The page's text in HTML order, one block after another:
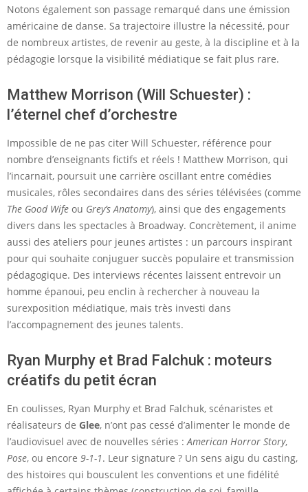
Notons également son passage remarqué dans une émission
américaine de danse. Sa trajectoire illustre la nécessité, pour
de nombreux artistes, de revenir au geste, à la discipline et à la
pédagogie lorsque la visibilité médiatique se fait plus rare.
Matthew Morrison (Will Schuester) :
l’éternel chef d’orchestre
Impossible de ne pas citer Will Schuester, référence pour
nombre d’enseignants fictifs et réels ! Matthew Morrison, qui
l’incarnait, poursuit une carrière oscillant entre comédies
musicales, rôles secondaires dans des séries télévisées (comme
The Good Wife ou Grey’s Anatomy), ainsi que des engagements
divers dans les spectacles à Broadway. Concrètement, il anime
aussi des ateliers pour jeunes artistes : un parcours inspirant
pour qui souhaite conjuguer succès populaire et transmission
pédagogique. Des interviews récentes laissent entrevoir un
homme épanoui, peu enclin à rechercher à nouveau la
surexposition médiatique, mais très investi dans
l’accompagnement des jeunes talents.
Ryan Murphy et Brad Falchuk : moteurs
créatifs du petit écran
En coulisses, Ryan Murphy et Brad Falchuk, scénaristes et
réalisateurs de Glee, n’ont pas cessé d’alimenter le monde de
l’audiovisuel avec de nouvelles séries : American Horror Story,
Pose, ou encore 9-1-1. Leur signature ? Un sens aigu du casting,
des histoires qui bousculent les conventions et une fidélité